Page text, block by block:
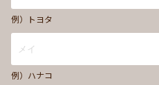
例）トヨタ
例）ハナコ